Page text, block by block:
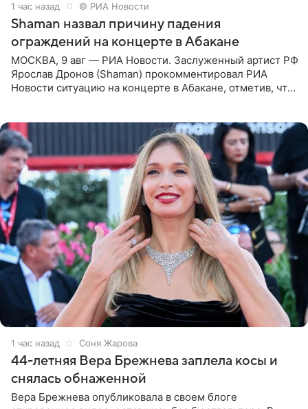
1 час назад © РИА Новости
Shaman назвал причину падения
ограждений на концерте в Абакане
МОСКВА, 9 авг — РИА Новости. Заслуженный артист РФ
Ярослав Дронов (Shaman) прокомментировал РИА
Новости ситуацию на концерте в Абакане, отметив, что
1 час назад Соня Жарова
44-летняя Вера Брежнева заплела косы и
снялась обнаженной
Вера Брежнева опубликовала в своем блоге